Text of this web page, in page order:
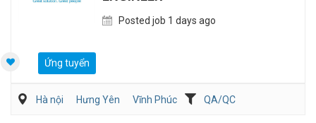
Posted job 1 days ago
Ứng tuyển
Hà nội Hưng Yên Vĩnh Phúc
QA/QC